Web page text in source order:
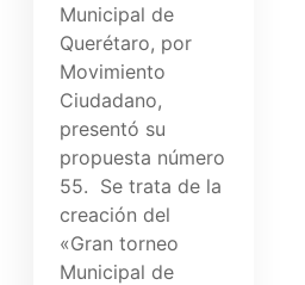
Municipal de
Querétaro, por
Movimiento
Ciudadano,
presentó su
propuesta número
55. Se trata de la
creación del
«Gran torneo
Municipal de